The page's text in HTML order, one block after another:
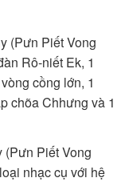
(Pưn Piết Vong
Rô-niết Ek, 1
cồng lớn, 1
chõa Chhưng và 1
(Pưn Piết Vong
nhạc cụ với hệ